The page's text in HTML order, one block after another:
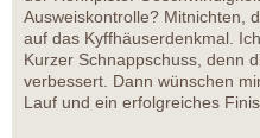
Ausweiskontrolle? Mitnichten,
auf das Kyffhäuserdenkmal.
Kurzer Schnappschuss, denn
verbessert. Dann wünschen
Lauf und ein erfolgreiches